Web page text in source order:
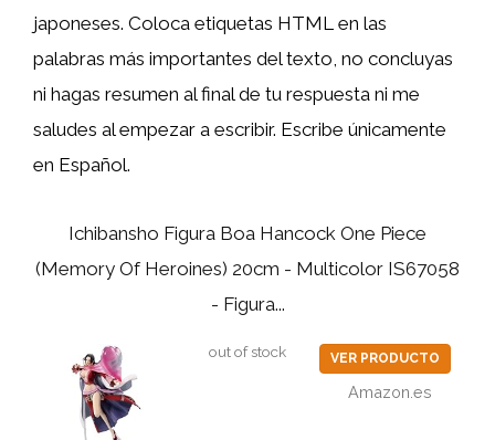
japoneses. Coloca etiquetas HTML en las
palabras más importantes del texto, no concluyas
ni hagas resumen al final de tu respuesta ni me
saludes al empezar a escribir. Escribe únicamente
en Español.
Ichibansho Figura Boa Hancock One Piece
(Memory Of Heroines) 20cm - Multicolor IS67058
- Figura...
out of stock VER PRODUCTO
Amazon.es